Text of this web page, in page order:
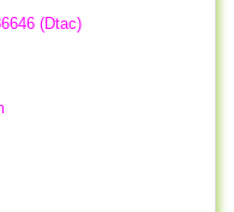
(Dtac)